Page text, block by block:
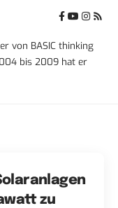
von BASIC thinking
bis 2009 hat er
zu